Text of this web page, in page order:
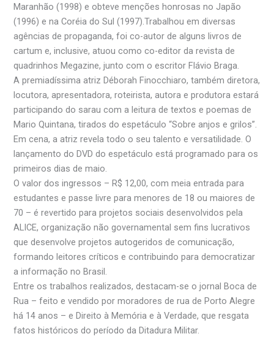
Maranhão (1998) e obteve menções honrosas no Japão
(1996) e na Coréia do Sul (1997).Trabalhou em diversas
agências de propaganda, foi co-autor de alguns livros de
cartum e, inclusive, atuou como co-editor da revista de
quadrinhos Megazine, junto com o escritor Flávio Braga.
A premiadíssima atriz Déborah Finocchiaro, também diretora,
locutora, apresentadora, roteirista, autora e produtora estará
participando do sarau com a leitura de textos e poemas de
Mario Quintana, tirados do espetáculo “Sobre anjos e grilos”.
Em cena, a atriz revela todo o seu talento e versatilidade. O
lançamento do DVD do espetáculo está programado para os
primeiros dias de maio.
O valor dos ingressos – R$ 12,00, com meia entrada para
estudantes e passe livre para menores de 18 ou maiores de
70 – é revertido para projetos sociais desenvolvidos pela
ALICE, organização não governamental sem fins lucrativos
que desenvolve projetos autogeridos de comunicação,
formando leitores críticos e contribuindo para democratizar
a informação no Brasil.
Entre os trabalhos realizados, destacam-se o jornal Boca de
Rua – feito e vendido por moradores de rua de Porto Alegre
há 14 anos – e Direito à Memória e à Verdade, que resgata
fatos históricos do período da Ditadura Militar.